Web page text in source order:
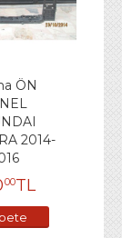
ÖN
2014-
00TL